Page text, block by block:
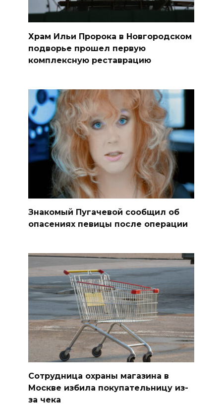
Храм Ильи Пророка в Новгородском
подворье прошел первую
комплексную реставрацию
Знакомый Пугачевой сообщил об
опасениях певицы после операции
Сотрудница охраны магазина в
Москве избила покупательницу из-
за чека